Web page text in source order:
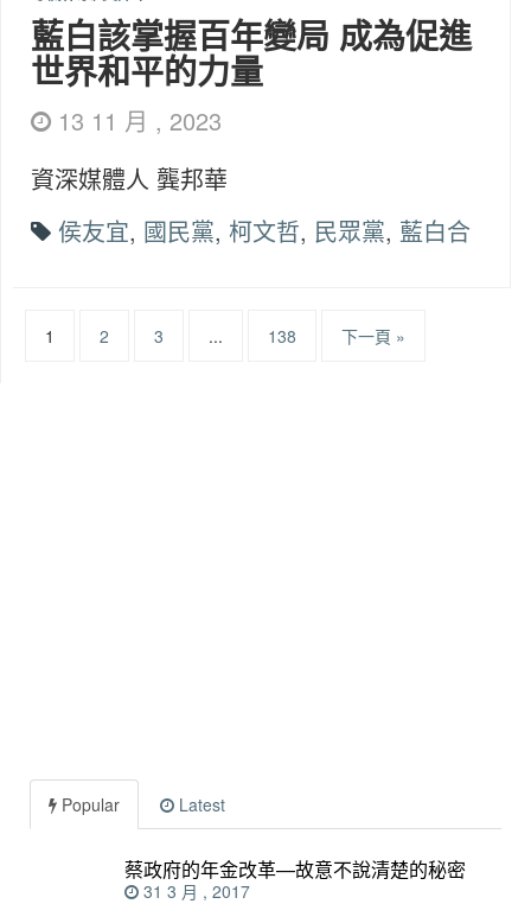
藍白該掌握百年變局 成為促進
世界和平的力量
13 11 月 , 2023
資深媒體人 龔邦華
侯友宜, 國民黨, 柯文哲, 民眾黨, 藍白合
1 2 3 ... 138 下一頁 »
Popular Latest
蔡政府的年金改革—故意不說清楚的秘密
31 3 月 , 2017